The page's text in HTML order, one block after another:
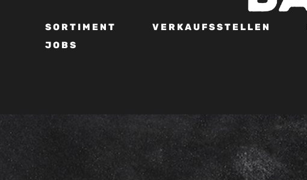
SORTIMENT VERKAUFSSTELLEN
JOBS